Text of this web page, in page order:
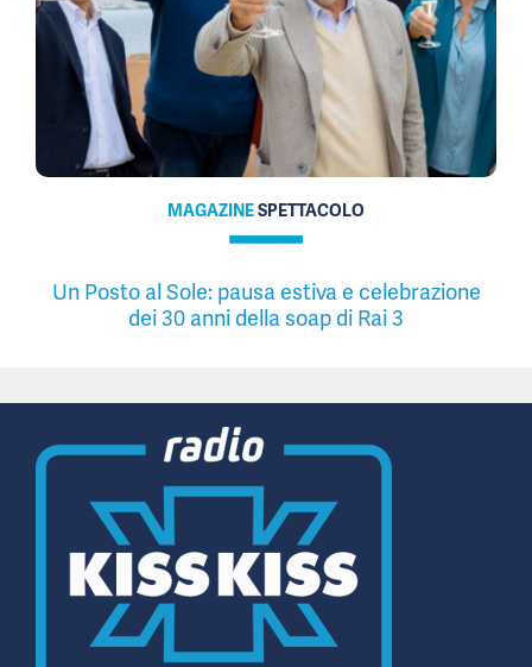
MAGAZINESPETTACOLO
Un Posto al Sole: pausa estiva e celebrazione
dei 30 anni della soap di Rai 3